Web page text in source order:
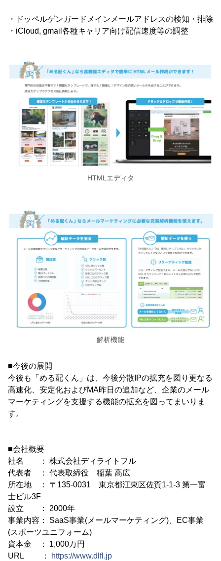
・ドッペルゲンガードメインメールアドレスの検知・排除
・iCloud, gmail各種キャリア向け配信速度等の調整
HTMLエディタ
解析機能
■今後の展開
今後も「める配くん」は、今後分散IPの拡充を図り更なる
高速化、安定化およびMA昨日の追加など、企業のメール
マーケティングを支援する機能の拡充を図ってまいりま
す。
■会社概要
社名 ： 株式会社ディライトフル
代表者 ： 代表取締役 稲葉 高広
所在地 ： 〒135-0031 東京都江東区佐賀1-1-3 第一富
士ビル3F
設立 ： 2000年
事業内容： SaaS事業(メールマーケティング)、EC事業
(スポーツユニフォーム)
資本金 ： 1,000万円
URL ：
https://www.dlfl.jp